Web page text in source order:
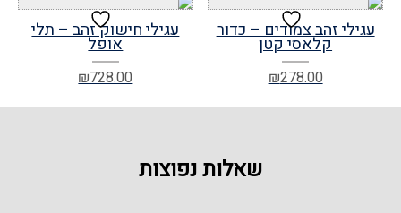
עגילי זהב צמודים – כדור
קלאסי קטן
₪278.00
עגילי חישוק זהב – תלי
אופל
₪728.00
שאלות נפוצות